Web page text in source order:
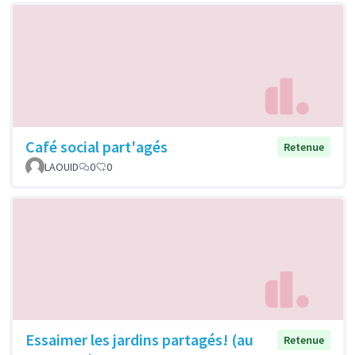
Café social part'agés
Retenue
LAOUID
0 0
Essaimer les jardins partagés! (au
Retenue